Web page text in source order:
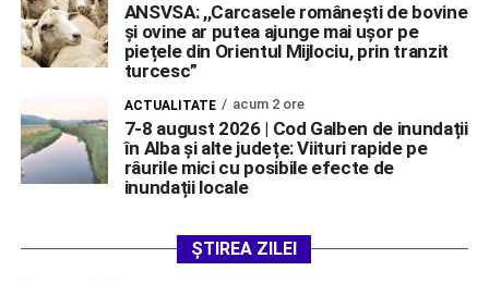
ANSVSA: ,,Carcasele românești de bovine
și ovine ar putea ajunge mai ușor pe
piețele din Orientul Mijlociu, prin tranzit
turcesc”
ACTUALITATE acum 2 ore
7-8 august 2026 | Cod Galben de inundații
în Alba și alte județe: Viituri rapide pe
râurile mici cu posibile efecte de
inundații locale
ȘTIREA ZILEI